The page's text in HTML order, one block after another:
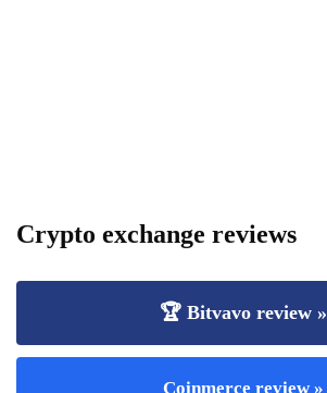
Crypto exchange reviews
🏆 Bitvavo review »
Coinmerce review »